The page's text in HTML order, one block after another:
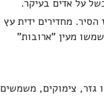
מחדירים ידית עץ
מעין "ארובות"
גזר, צימוקים, משמשים